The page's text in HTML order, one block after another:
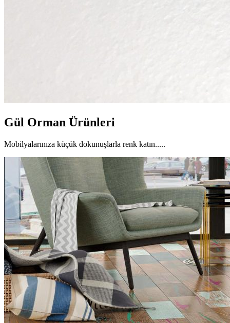
Gül Orman Ürünleri
Mobilyalarınıza küçük dokunuşlarla renk katın.....